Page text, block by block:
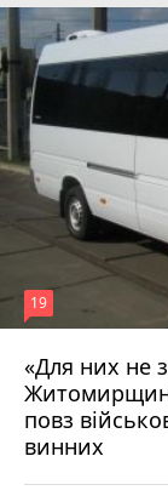
«Для них не
повз
винних
19
17 липня 2026 р.